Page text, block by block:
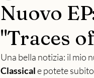
Nuovo
"Traces
Una bella notizia: il mio
Classical e potete